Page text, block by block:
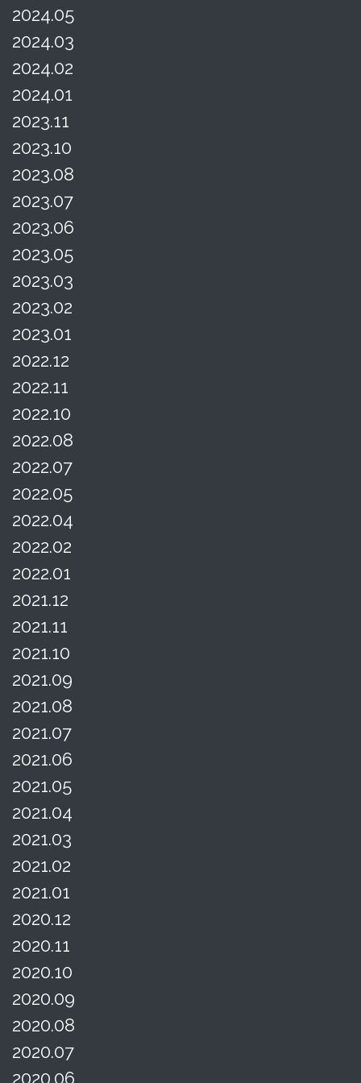
2024.05
2024.03
2024.02
2024.01
2023.11
2023.10
2023.08
2023.07
2023.06
2023.05
2023.03
2023.02
2023.01
2022.12
2022.11
2022.10
2022.08
2022.07
2022.05
2022.04
2022.02
2022.01
2021.12
2021.11
2021.10
2021.09
2021.08
2021.07
2021.06
2021.05
2021.04
2021.03
2021.02
2021.01
2020.12
2020.11
2020.10
2020.09
2020.08
2020.07
2020.06